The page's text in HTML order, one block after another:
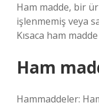
Ham madde, bir
işlenmemiş veya
Kısaca ham
Ham
Hammaddeler: